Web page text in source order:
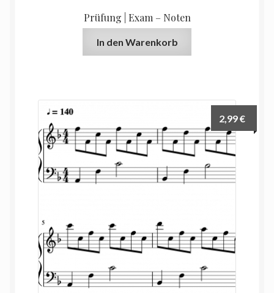
Prüfung | Exam – Noten
In den Warenkorb
2,99€